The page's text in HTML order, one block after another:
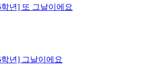
년] 또 그날이에요
년] 그날이에요